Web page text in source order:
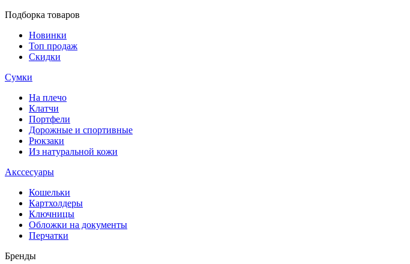
Подборка товаров
Новинки
Топ продаж
Скидки
Сумки
На плечо
Клатчи
Портфели
Дорожные и спортивные
Рюкзаки
Из натуральной кожи
Акссесуары
Кошельки
Картхолдеры
Ключницы
Обложки на документы
Перчатки
Бренды